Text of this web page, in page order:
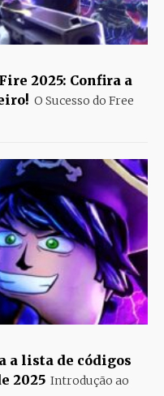
2025: Confira a
O Sucesso do Free
a lista de códigos
2025 Introdução ao